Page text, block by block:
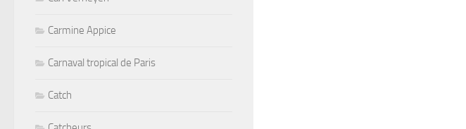
Carmine Appice
Carnaval tropical de Paris
Catch